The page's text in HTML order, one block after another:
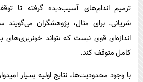
ترمیم اندام‌های آسیب‌دیده گرفته تا
شریانی. برای مثال، پژوهشگران می‌گویند
اندازه‌ای قوی نیست که بتواند خونریزی‌های
کامل متوقف کند.
با وجود محدودیت‌ها، نتایج اولیه بسیار